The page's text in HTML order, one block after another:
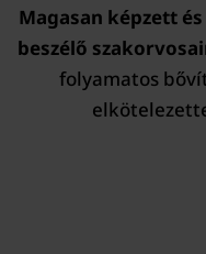
Magasan képzett
beszélő
folyamatos